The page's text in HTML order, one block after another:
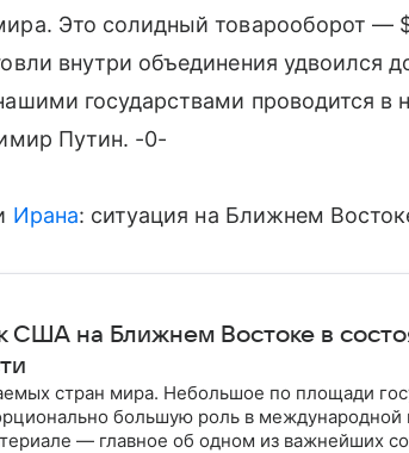
Это солидный товарооборот —
внутри объединения удвоился
государствами проводится в
Путин. -0-
Ирана: ситуация на Ближнем
США на Ближнем Востоке в
стран мира. Небольшое по площади
большую роль в международной
— главное об одном из важнейших